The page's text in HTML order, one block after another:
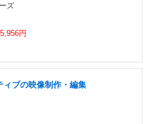
ズ
円
ィブの映像制作・編集